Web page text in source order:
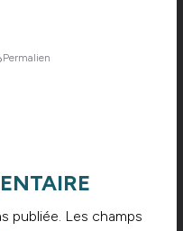
Permalien
publiée. Les champs